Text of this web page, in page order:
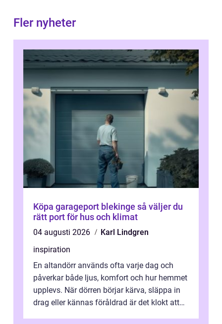
Fler nyheter
Köpa garageport blekinge så väljer du
rätt port för hus och klimat
04 augusti 2026
Karl Lindgren
inspiration
En altandörr används ofta varje dag och
påverkar både ljus, komfort och hur hemmet
upplevs. När dörren börjar kärva, släppa in
drag eller kännas föråldrad är det klokt att